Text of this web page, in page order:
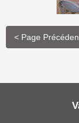
< Page